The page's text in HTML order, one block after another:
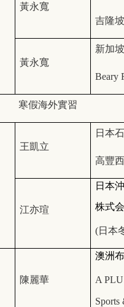
黃永寬
吉隆
黃永寬
新加坡
Beary
寒假海外實習
王凱立
日本
高豐
江亦瑄
日本
株式
(日本
陳麗華
澳洲
A
Sports